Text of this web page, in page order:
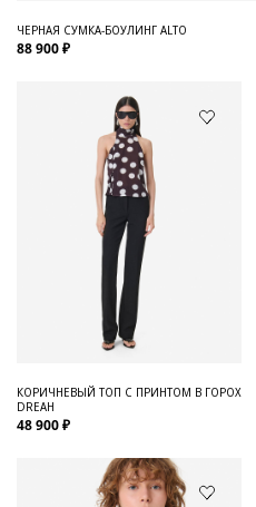
ЧЕРНАЯ СУМКА-БОУЛИНГ ALTO
88 900 ₽
КОРИЧНЕВЫЙ ТОП С ПРИНТОМ В ГОРОХ
DREAH
48 900 ₽